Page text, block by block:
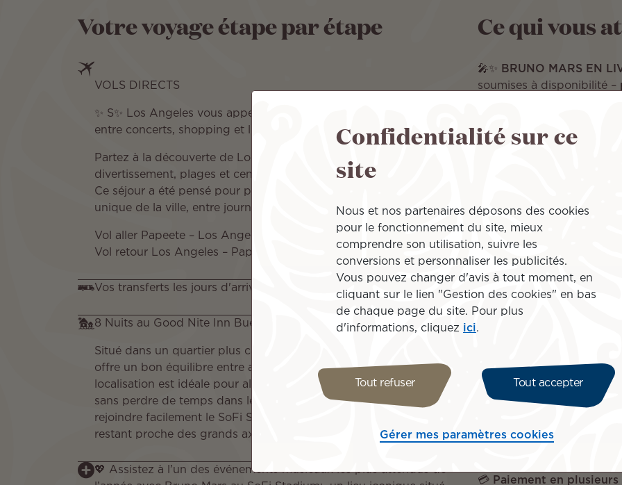
Votre voyage étape par étape
VOLS DIRECTS
✨ S✨ Los Angeles vous appelle… vivez une expérience inoubliable
entre concerts, shopping et lifestyle californien
Partez à la découverte de Los Angeles, une ville mythique entre
divertissement, plages et centres commerciaux incontournables.
Ce séjour a été pensé pour profiter pleinement de l’ambiance
unique de la ville, entre journées ensoleillées et soirées animées.
Vol aller Papeete – Los Angeles avec Air Tahiti Nui
Vol retour Los Angeles – Papeete avec Air Tahiti Nui
Vos transferts les jours d'arrivée et de départ en véhicule climatisé
8 Nuits au Good Nite Inn Buena Park
Situé dans un quartier plus calme le Good Nite Inn Buena Park, il
offre un bon équilibre entre accessibilité et tranquillité. Sa
localisation est idéale pour alterner shopping, sorties et visites
sans perdre de temps dans les transports. Il permet également de
rejoindre facilement le SoFi Stadium pour le concert tout en
restant proche des grands axes.
💖 Assistez à l’un des événements musicaux les plus attendus de
Ce qui vous
🎤✨ BRUNO MARS EN
soumises à disponibilité –
Offrez-vous une
avec ce séjour
Entre concert
typiquement
Plongez dans l’énergie
mêlent glamour, plages
d’orgue de votre séjour ?
showman, pour une
Les points forts de
🎶 Concert live de Bruno
🌴 Destination iconique :
🛍️ Shopping à prix
🌊 Plages californiennes
✈️ 2 bagages en soute de
Tarif à partir de :
💰À partir de 219 000 F
À partir de 253 000 F
💳 Paiement en
Confidentialité sur ce
site
Nous et nos partenaires déposons des cookies
pour le fonctionnement du site, mieux
comprendre son utilisation, suivre les
conversions et personnaliser les publicités.
Vous pouvez changer d'avis à tout moment, en
cliquant sur le lien "Gestion des cookies" en bas
de chaque page du site. Pour plus
d'informations, cliquez ici.
Tout refuser Tout accepter
Gérer mes paramètres cookies